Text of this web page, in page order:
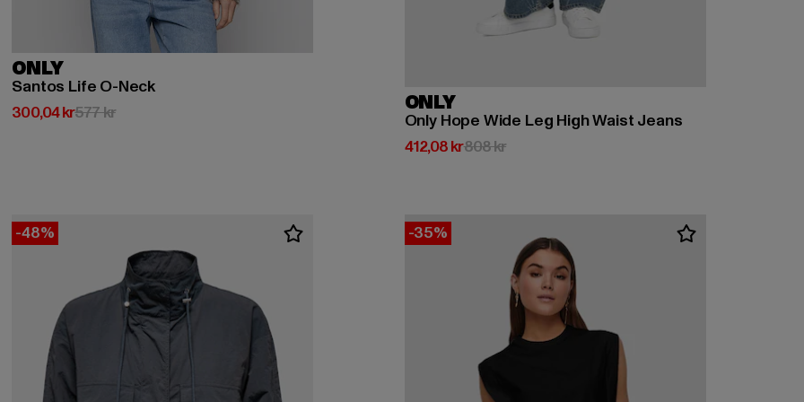
ONLY
Santos Life O-Neck
300,04 kr
Nuvarande pris: 300,04 kr
577 krKampanjpris: 577 kr ONLY
Only Hope Wide Leg High Waist Jeans
412,08 kr
Nuvarande pris: 412,08 kr
808 krKampanjpris: 808 kr
-48% -35%